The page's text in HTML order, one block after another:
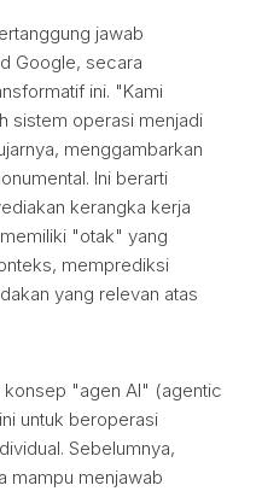
jawab
Google, secara
ini. "Kami
sistem operasi menjadi
menggambarkan
Ini berarti
kerangka kerja
"otak" yang
memprediksi
yang relevan atas
konsep "agen AI" (agentic
untuk beroperasi
Sebelumnya,
mampu menjawab